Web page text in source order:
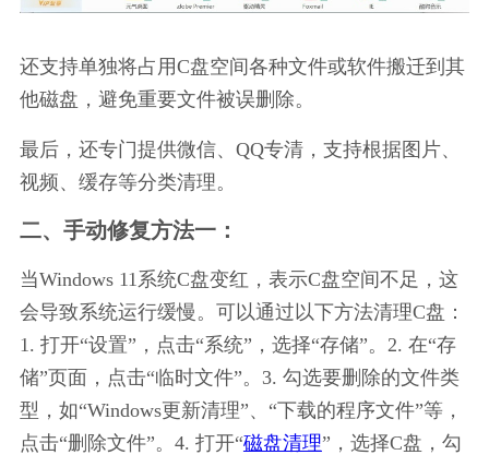
还支持单独将占用C盘空间各种文件或软件搬迁到其
他磁盘，避免重要文件被误删除。
最后，还专门提供微信、QQ专清，支持根据图片、
视频、缓存等分类清理。
二、手动修复方法一：
当Windows 11系统C盘变红，表示C盘空间不足，这
会导致系统运行缓慢。可以通过以下方法清理C盘：
1. 打开“设置”，点击“系统”，选择“存储”。2. 在“存
储”页面，点击“临时文件”。3. 勾选要删除的文件类
型，如“Windows更新清理”、“下载的程序文件”等，
点击“删除文件”。4. 打开“磁盘清理”，选择C盘，勾